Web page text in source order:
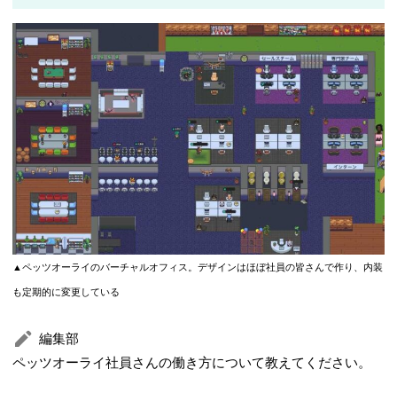
▲ペッツオーライのバーチャルオフィス。デザインはほぼ社員の皆さんで作り、内装
も定期的に変更している
編集部
ペッツオーライ社員さんの働き方について教えてください。